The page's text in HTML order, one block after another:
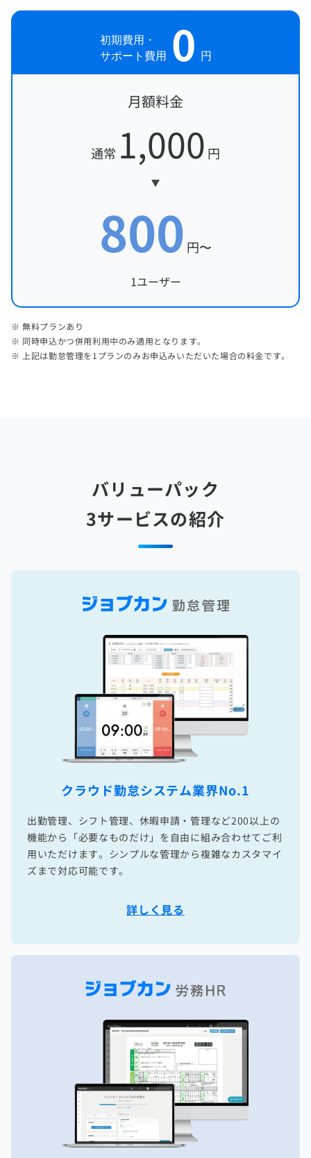
初期費用・
サポート費用
0 円
月額料金
通常 1,000 円
800 円〜
1ユーザー
※ 無料プランあり
※ 同時申込かつ併用利用中のみ適用となります。
※ 上記は勤怠管理を1プランのみお申込みいただいた場合の料金です。
バリューパック
3サービスの紹介
クラウド勤怠システム業界No.1
出勤管理、シフト管理、休暇申請・管理など200以上の
機能から「必要なものだけ」を自由に組み合わせてご利
用いただけます。シンプルな管理から複雑なカスタマイ
ズまで対応可能です。
詳しく見る